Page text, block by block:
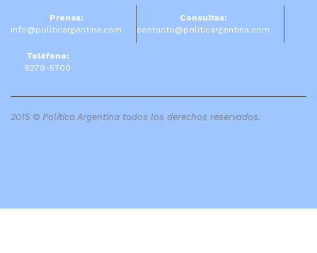
Prensa:
info@politicargentina.com
Consultas:
contacto@politicargentina.com
Teléfono:
5279-5700
2015 © Política Argentina todos los derechos reservados.